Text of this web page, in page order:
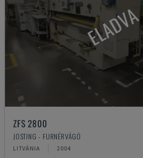
ELADVA
ZFS 2800
JOSTING - FURNÉRVÁGÓ
LITVÁNIA 2004